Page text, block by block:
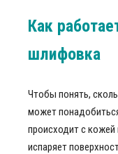
Как
шлифовка
Чтобы понять,
может
происходит с кожей
испаряет